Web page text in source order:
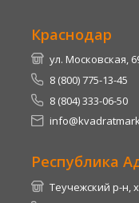
Краснодар
ул. Московская,
8 (800) 775-13-45
8 (804) 333-06-50
Республика
Теучежский р-н,